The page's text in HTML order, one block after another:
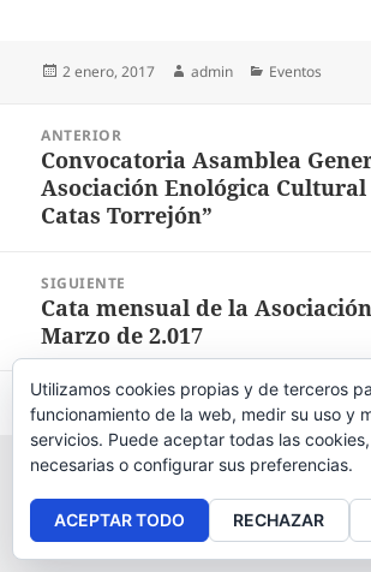
Publicado
2 enero, 2017 Autor
admin Categorías
Eventos
entradas
ANTERIOR
Entrada
anterior:
Convocatoria Asamblea
Asociación Enológica Cultural
Catas Torrejón”
SIGUIENTE
Entrada
siguiente:
Cata mensual de la
Marzo de 2.017
Aviso legal , políticas deprivacidadycookies.
Utilizamos cookies propias y de terceros
funcionamiento de la web, medir su uso y
servicios. Puede aceptar todas las
necesarias o configurar sus preferencias.
ACEPTAR TODO RECHAZAR